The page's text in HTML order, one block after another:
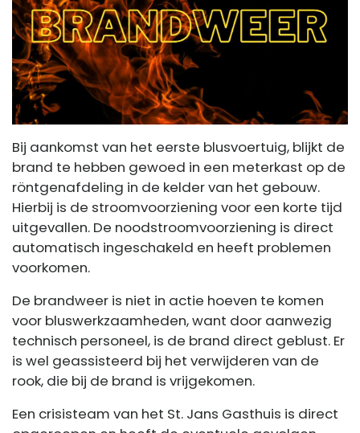
Bij aankomst van het eerste blusvoertuig, blijkt de
brand te hebben gewoed in een meterkast op de
röntgenafdeling in de kelder van het gebouw.
Hierbij is de stroomvoorziening voor een korte tijd
uitgevallen. De noodstroomvoorziening is direct
automatisch ingeschakeld en heeft problemen
voorkomen.
De brandweer is niet in actie hoeven te komen
voor bluswerkzaamheden, want door aanwezig
technisch personeel, is de brand direct geblust. Er
is wel geassisteerd bij het verwijderen van de
rook, die bij de brand is vrijgekomen.
Een crisisteam van het St. Jans Gasthuis is direct